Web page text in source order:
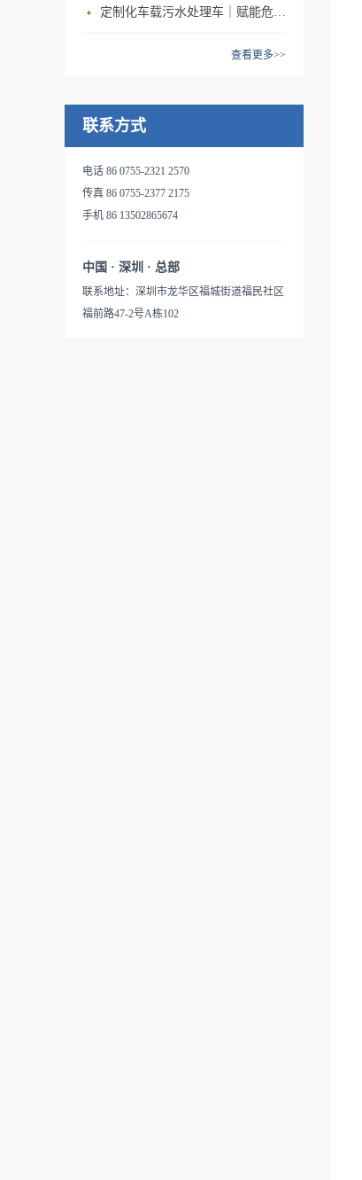
积只有原污液的1%~15%。灵
紧凑，占地面积小，无需土
备：无需额外热源，无抽吸水
寿命30000到50000小时。友好
的人机交互设计：融入最新的
网络技术，让您能通过智能终
甚至无需到达现场就可以完成
操控。失效安全与冗余设计：
专用的安全电路和阀门，确保
潜热，单位能耗大大降低，蒸
蒸发降低了80%多。系统只需
全摆脱了对蒸汽锅炉，甚至电
加热装置的依赖，不需要外界
蒸汽、锅炉、煤和冷却水，减
少了〖SO〗_2、〖CO〗_2的
排放，减少了粉尘和固体废渣
的排放。蒸发产生的蒸馏水，
中，大大降低的废水的排放
固体物质的污水进蒸发器底部
复。该工艺全部利用机械压缩
可不需要外部蒸汽的补给，系
统独立性强。MVR蒸发器用于
表面处理废水、含油污水处
水质要求。以浓缩工业污水处
理为例：首先将工业废水沿着
管道进入预热器，通过预热
定制化车载污水处理车｜赋能危废处置公司，抢占中小水量废水服务市场
查看更多>>
联系方式
电话 86 0755-2321 2570
传真 86 0755-2377 2175
手机 86 13502865674
中国 · 深圳 · 总部
联系地址：深圳市龙华区福城街道福民社区
福前路47-2号A栋102